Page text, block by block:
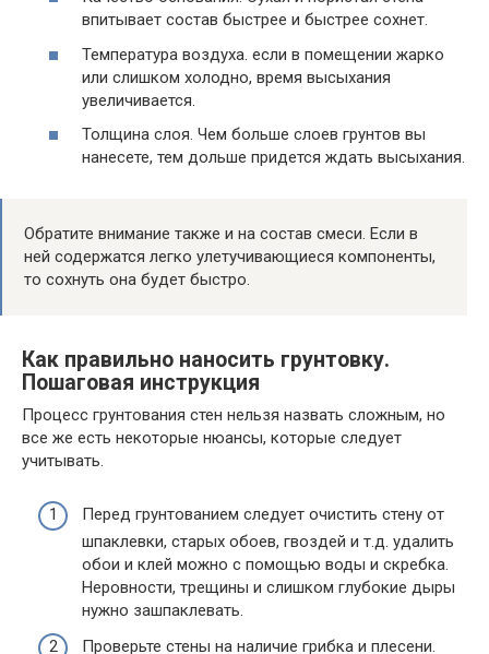
впитывает состав быстрее и быстрее сохнет.
Температура воздуха. если в помещении жарко
или слишком холодно, время высыхания
увеличивается.
Толщина слоя. Чем больше слоев грунтов вы
нанесете, тем дольше придется ждать высыхания.
Обратите внимание также и на состав смеси. Если в
ней содержатся легко улетучивающиеся компоненты,
то сохнуть она будет быстро.
Как правильно наносить грунтовку.
Пошаговая инструкция
Процесс грунтования стен нельзя назвать сложным, но
все же есть некоторые нюансы, которые следует
учитывать.
Перед грунтованием следует очистить стену от
шпаклевки, старых обоев, гвоздей и т.д. удалить
обои и клей можно с помощью воды и скребка.
Неровности, трещины и слишком глубокие дыры
нужно зашпаклевать.
Проверьте стены на наличие грибка и плесени.